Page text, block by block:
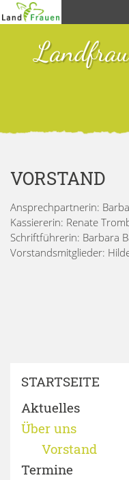
VORSTAND
Ansprechpartnerin:
Kassiererin: Renate
Schriftführerin: Barbara
Vorstandsmitglieder:
STARTSEITE
Aktuelles
Über uns
Vorstand
Termine